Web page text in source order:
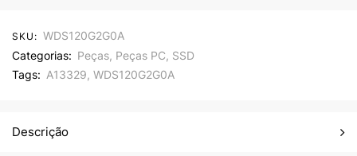
SKU: WDS120G2G0A
Categorias: Peças, Peças PC, SSD
Tags: A13329, WDS120G2G0A
Descrição